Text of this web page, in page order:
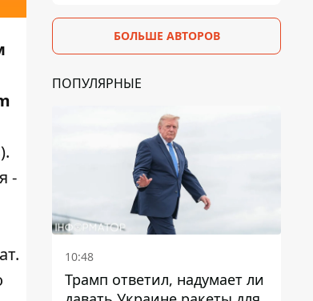
-
БОЛЬШЕ АВТОРОВ
ПОПУЛЯРНЫЕ
10:48
Трамп ответил, надумает ли